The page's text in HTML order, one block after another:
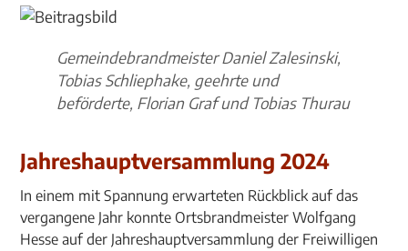
Gemeindebrandmeister Daniel Zalesinski,
Tobias Schliephake, geehrte und
beförderte, Florian Graf und Tobias Thurau
Jahreshauptversammlung 2024
In einem mit Spannung erwarteten Rückblick auf das
vergangene Jahr konnte Ortsbrandmeister Wolfgang
Hesse auf der Jahreshauptversammlung der Freiwilligen